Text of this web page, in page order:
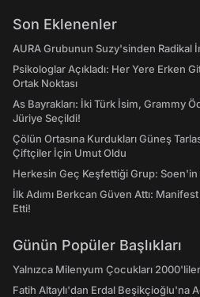
Son Eklenenler
AURA Grubunun Suzy'sinden Radikal
Psikologlar Açıkladı: Her Yere Erken
Ortak Noktası
As Bayrakları: İki Türk İsim, Grammy
Jüriye Seçildi!
Çölün Ortasına Kurdukları Güneş
Çiftçiler İçin Umut Oldu
Herkesin Geç Keşfettiği Grup:
İlk Adımı Berkcan Güven Attı:
Etti!
Günün Popüler Başlıkları
Yalnızca Milenyum Çocukları
Fatih Altaylı'dan Erdal Beşikçioğlu'na